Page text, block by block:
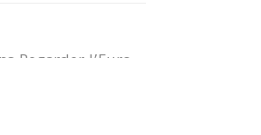
Regarder l’Euro